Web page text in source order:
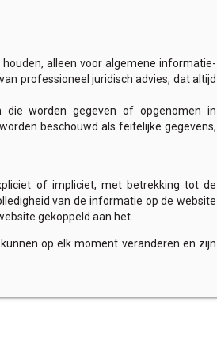
alleen voor algemene informatie-
professioneel juridisch advies, dat altijd
die worden gegeven of opgenomen in
beschouwd als feitelijke gegevens,
of impliciet, met betrekking tot de
van de informatie op de website
gekoppeld aan het.
op elk moment veranderen en zijn